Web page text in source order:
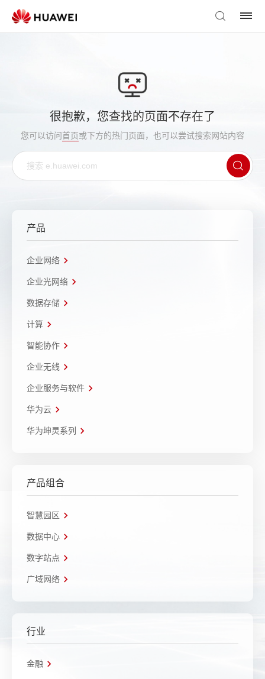
很抱歉，您查找的页面不存在了
您可以访问首页或下方的热门页面，也可以尝试搜索网站内容
产品
企业网络
企业光网络
数据存储
计算
智能协作
企业无线
企业服务与软件
华为云
华为坤灵系列
产品组合
智慧园区
数据中心
数字站点
广域网络
行业
金融